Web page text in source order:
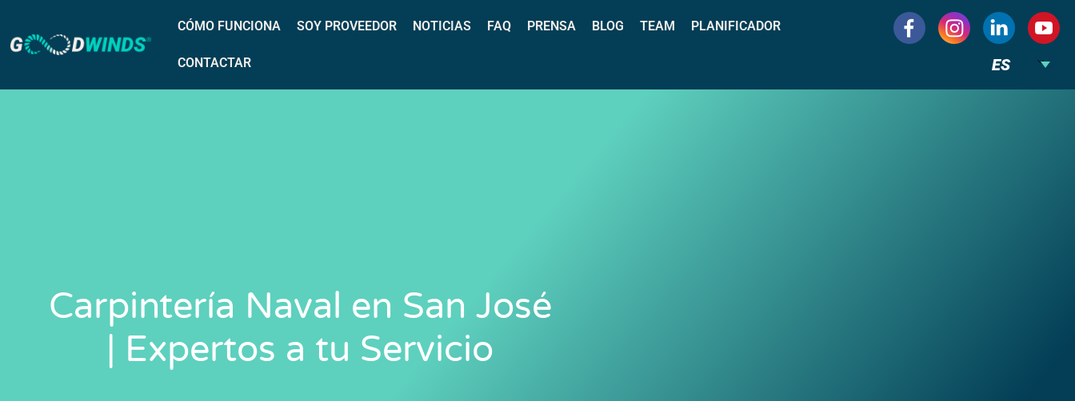
CÓMO FUNCIONA SOY PROVEEDOR NOTICIAS FAQ PRENSA BLOG TEAM PLANIFICADOR
CONTACTAR ES
Carpintería Naval en San José
| Expertos a tu Servicio